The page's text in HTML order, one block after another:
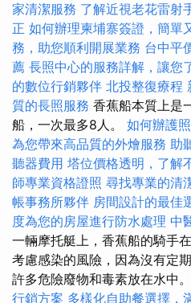
家清潔服務 了解近視老花雷射
正 如何辦理柬埔寨簽證，簡單
務，助您順利開展業務 台中平
薦 長照中心的服務詳解，讓您
的數位行銷夥伴 北投整復療程
質的長照服務 香蕉船本質上是
船，一次最多8人。 如何辦護
為您帶來高品質的外燴服務 助
聽器費用 塔位價格透明，了解
師專業資格證照 尋找專業的清
帳事務所夥伴 房間設計的最佳
度為您的房屋進行防水處理 中
一輛摩托艇上，香蕉船的騎手
考慮感染的風險，因為沒有定
許多危險廢物和毒素放在水中。
行銷方案 多樣化自助餐選擇，